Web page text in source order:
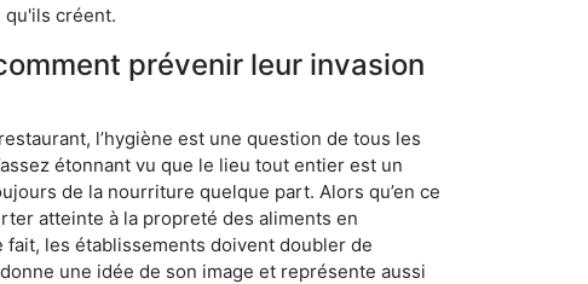
qu'ils créent.
prévenir leur invasion
l’hygiène est une question de tous les
étonnant vu que le lieu tout entier est un
de la nourriture quelque part. Alors qu’en ce
atteinte à la propreté des aliments en
fait, les établissements doivent doubler de
une idée de son image et représente aussi